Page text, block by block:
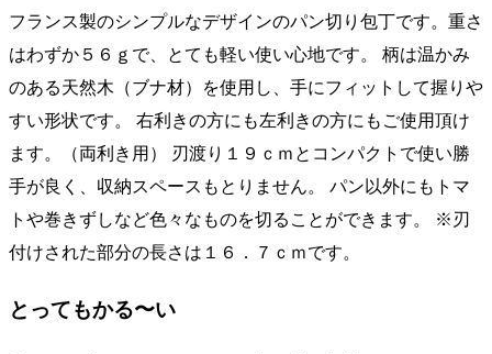
ク
CLASSIC
刃
渡
り
19cm(全
長
30cm)
フ
ラ
ス
INOX
#22480K
フランス製のシンプルなデザインのパン切り包丁です。重さ
はわずか５６ｇで、とても軽い使い心地です。 柄は温かみ
のある天然木（ブナ材）を使用し、手にフィットして握りや
すい形状です。 右利きの方にも左利きの方にもご使用頂け
ます。（両利き用） 刃渡り１９ｃｍとコンパクトで使い勝
手が良く、収納スペースもとりません。 パン以外にもトマ
トや巻きずしなど色々なものを切ることができます。 ※刃
付けされた部分の長さは１６．７ｃｍです。
とってもかる〜い